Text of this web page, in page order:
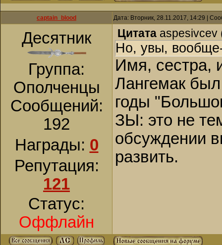
captain_blood Дата: Вторник, 28.11.2017, 14:29 |
Десятник
Группа:
Ополченцы
Сообщений:
192
Награды: 0
Репутация:
121
Статус:
Оффлайн
Цитата aspesivcev
Но, увы,
Имя, сестра,
Лангемак
годы
ЗЫ: это не
обсуждении
развить.